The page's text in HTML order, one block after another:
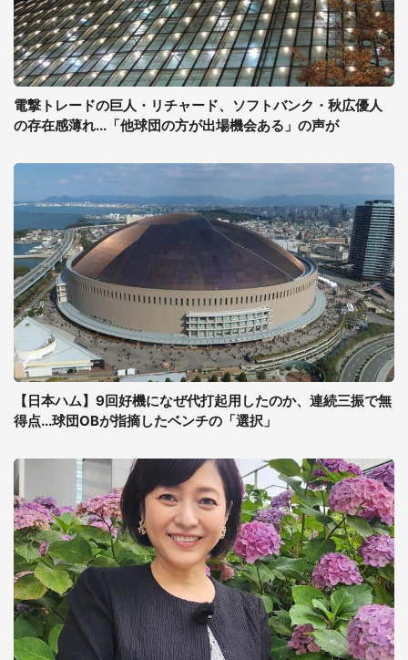
電撃トレードの巨人・リチャード、ソフトバンク・秋広優人
の存在感薄れ...「他球団の方が出場機会ある」の声が
【日本ハム】9回好機になぜ代打起用したのか、連続三振で無
得点...球団OBが指摘したベンチの「選択」